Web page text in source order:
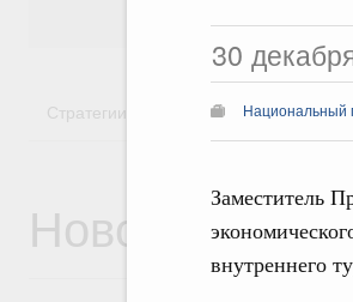
30
Национальный
Заместитель
внутреннего
Стратегии Государственные
Новости